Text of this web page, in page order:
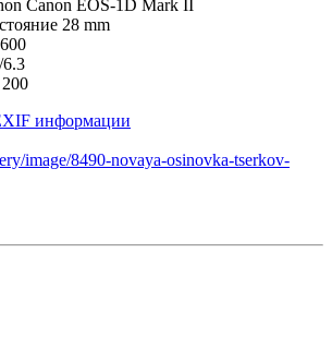
Canon EOS-1D Mark II
28 mm
200
информации
image/8490-novaya-osinovka-tserkov-